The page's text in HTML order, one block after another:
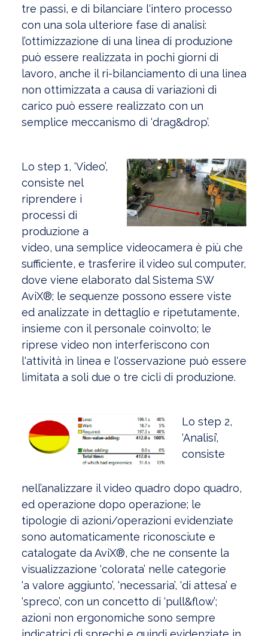
tre passi, e di bilanciare l‘intero processo
con una sola ulteriore fase di analisi:
l’ottimizzazione di una linea di produzione
può essere realizzata in pochi giorni di
lavoro, anche il ri-bilanciamento di una linea
non ottimizzata a causa di variazioni di
carico può essere realizzato con un
semplice meccanismo di ‘drag&drop’.
Lo step 1, ‘Video’,
consiste nel
riprendere i
processi di
produzione a
video, una semplice videocamera è più che
sufficiente, e trasferire il video sul computer,
dove viene elaborato dal Sistema SW
AviX®; le sequenze possono essere viste
ed analizzate in dettaglio e ripetutamente,
insieme con il personale coinvolto; le
riprese video non interferiscono con
l‘attività in linea e l‘osservazione può essere
limitata a soli due o tre cicli di produzione.
Lo step 2,
‘Analisi’,
consiste
nell’analizzare il video quadro dopo quadro,
ed operazione dopo operazione; le
tipologie di azioni/operazioni evidenziate
sono automaticamente riconosciute e
catalogate da AviX®, che ne consente la
visualizzazione ‘colorata’ nelle categorie
‘a valore aggiunto’, ‘necessaria’, ‘di attesa’ e
‘spreco’, con un concetto di ‘pull&flow’;
azioni non ergonomiche sono sempre